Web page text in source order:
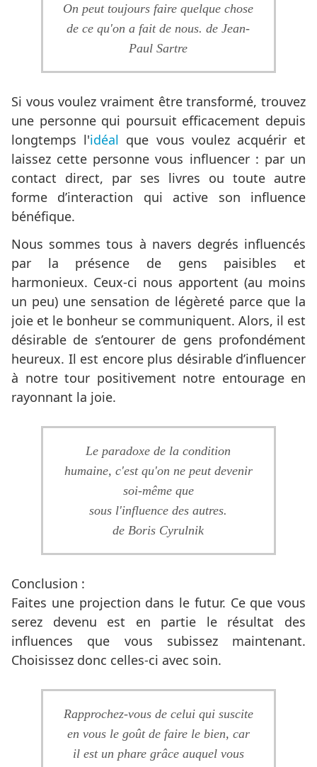
On peut toujours faire quelque chose
de ce qu'on a fait de nous. de Jean-
Paul Sartre
Si vous voulez vraiment être transformé, trouvez
une personne qui poursuit efficacement depuis
longtemps l'idéal que vous voulez acquérir et
laissez cette personne vous influencer : par un
contact direct, par ses livres ou toute autre
forme d’interaction qui active son influence
bénéfique.
Nous sommes tous à navers degrés influencés
par la présence de gens paisibles et
harmonieux. Ceux-ci nous apportent (au moins
un peu) une sensation de légèreté parce que la
joie et le bonheur se communiquent. Alors, il est
désirable de s’entourer de gens profondément
heureux. Il est encore plus désirable d’influencer
à notre tour positivement notre entourage en
rayonnant la joie.
Le paradoxe de la condition
humaine, c'est qu'on ne peut devenir
soi-même que
sous l'influence des autres.
de Boris Cyrulnik
Conclusion :
Faites une projection dans le futur. Ce que vous
serez devenu est en partie le résultat des
influences que vous subissez maintenant.
Choisissez donc celles-ci avec soin.
Rapprochez-vous de celui qui suscite
en vous le goût de faire le bien, car
il est un phare grâce auquel vous